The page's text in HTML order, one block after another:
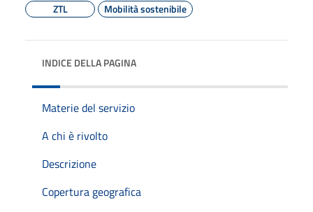
ZTL
Mobilità sostenibile
INDICE DELLA PAGINA
Materie del servizio
A chi è rivolto
Descrizione
Copertura geografica